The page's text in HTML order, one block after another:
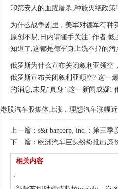
印第安人的血腥屠杀,种族灭绝政
为什么战争剧里，美军对德军有种
原创不易,日内请随手关注! 作者:
知道了,这都是德军身上洗不掉的
俄罗斯为什么宣布关闭叙利亚领空
俄罗斯宣布关闭叙利亚领空? 这一
的消息,未见“真身",这一新闻成疑!
港股汽车股集体上涨，理想汽车涨幅
上一篇： s&t bancorp, inc.：第三季
下一篇： 欧洲汽车巨头纷纷推出廉
相关内容
·